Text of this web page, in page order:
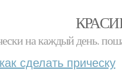
на каждый день.
как сделать прическу